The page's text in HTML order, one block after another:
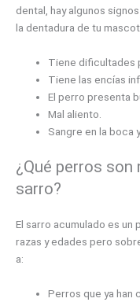
dental, hay algunos
la dentadura de tu
Tiene dificultades
Tiene las encías
El perro presenta
Mal aliento.
Sangre en la boca
¿Qué perros
sarro?
El sarro acumulado es un
razas y edades pero
a:
Perros que ya han